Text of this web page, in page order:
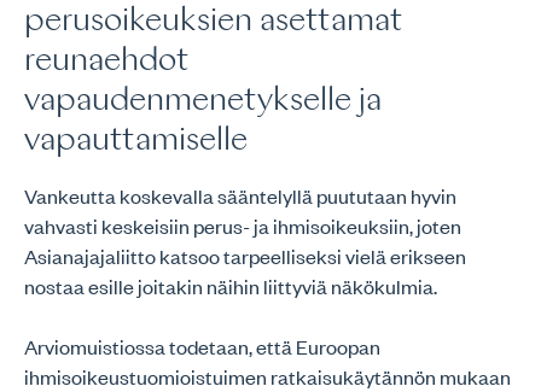
perusoikeuksien asettamat
reunaehdot
vapaudenmenetykselle ja
vapauttamiselle
Vankeutta koskevalla sääntelyllä puututaan hyvin
vahvasti keskeisiin perus- ja ihmisoikeuksiin, joten
Asianajajaliitto katsoo tarpeelliseksi vielä erikseen
nostaa esille joitakin näihin liittyviä näkökulmia.
Arviomuistiossa todetaan, että Euroopan
ihmisoikeustuomioistuimen ratkaisukäytännön mukaan